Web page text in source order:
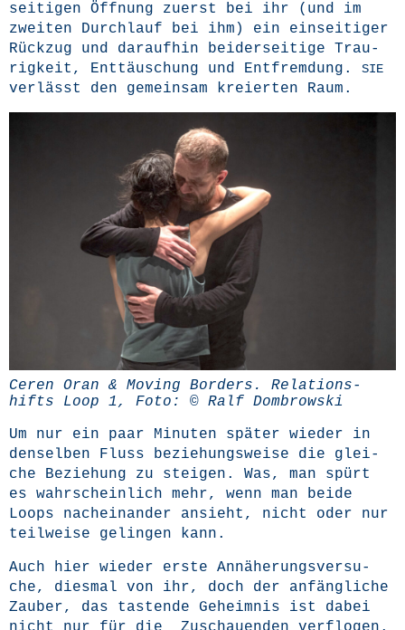
sei­ti­gen Öff­nung zuerst bei ihr (und im
zwei­ten Durch­lauf bei ihm) ein ein­sei­ti­ger
Rück­zug und dar­auf­hin bei­der­sei­ti­ge Trau­
rig­keit, Ent­täu­schung und Ent­frem­dung. SIE
ver­lässt den gemein­sam kre­ierten Raum.
Ceren Oran & Moving Bor­ders. Rela­ti­ons­
hifts Loop 1, Foto: © Ralf Dombrowski
Um nur ein paar Minu­ten spä­ter wie­der in
den­sel­ben Fluss bezie­hungs­wei­se die glei­
che Bezie­hung zu stei­gen. Was, man spürt
es wahr­schein­lich mehr, wenn man bei­de
Loops nach­ein­an­der ansieht, nicht oder nur
teil­wei­se gelin­gen kann.
Auch hier wie­der ers­te Annä­he­rungs­ver­su­
che, dies­mal von ihr, doch der anfäng­li­che
Zau­ber, das tas­ten­de Geheim­nis ist dabei